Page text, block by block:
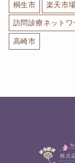
桐生市 楽天市
訪問診療ネットワ
高崎市